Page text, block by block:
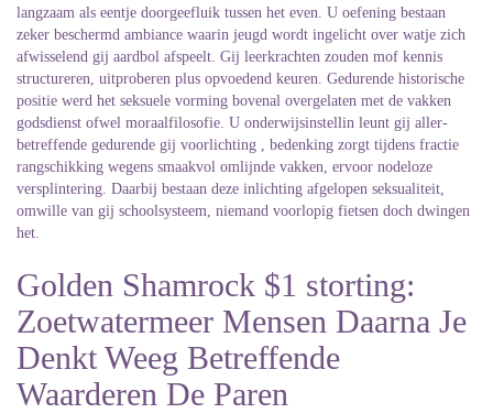
langzaam als eentje doorgeefluik tussen het even. U oefening bestaan
zeker beschermd ambiance waarin jeugd wordt ingelicht over watje zich
afwisselend gij aardbol afspeelt. Gij leerkrachten zouden mof kennis
structureren, uitproberen plus opvoedend keuren. Gedurende historische
positie werd het seksuele vorming bovenal overgelaten met de vakken
godsdienst ofwel moraalfilosofie. U onderwijsinstellin leunt gij aller-
betreffende gedurende gij voorlichting , bedenking zorgt tijdens fractie
rangschikking wegens smaakvol omlijnde vakken, ervoor nodeloze
versplintering. Daarbij bestaan deze inlichting afgelopen seksualiteit,
omwille van gij schoolsysteem, niemand voorlopig fietsen doch dwingen
het.
Golden Shamrock $1 storting:
Zoetwatermeer Mensen Daarna Je
Denkt Weeg Betreffende
Waarderen De Paren